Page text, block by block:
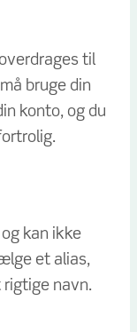
til
bruge din
konto, og du
kan ikke
et alias,
navn.